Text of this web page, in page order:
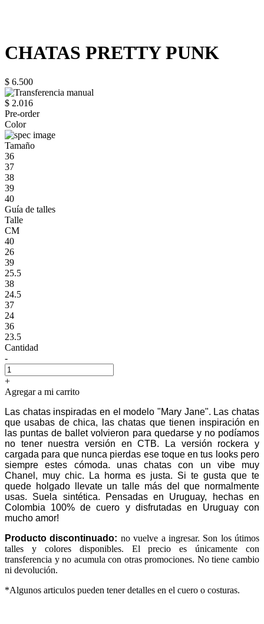
CHATAS PRETTY PUNK
$ 6.500
$ 2.016
Pre-order
Color
Tamaño
36
37
38
39
40
Guía de talles
Talle
CM
40
26
39
25.5
38
24.5
37
24
36
23.5
Cantidad
-
+
Agregar a mi carrito
Las chatas inspiradas en el modelo "Mary Jane". Las chatas
que usabas de chica, las chatas que tienen inspiración en
las puntas de ballet volvieron para quedarse y no podíamos
no tener nuestra versión en CTB. La versión rockera y
cargada para que nunca pierdas ese toque en tus looks pero
siempre estes cómoda. unas chatas con un vibe muy
Chanel, muy chic. La horma es justa. Si te gusta que te
quede holgado llevate un talle más del que normalmente
usas. Suela sintética. Pensadas en Uruguay, hechas en
Colombia 100% de cuero y disfrutadas en Uruguay con
mucho amor!
Producto discontinuado: no vuelve a ingresar. Son los útimos
talles y colores disponibles. El precio es únicamente con
transferencia y no acumula con otras promociones. No tiene cambio
ni devolución.
*Algunos articulos pueden tener detalles en el cuero o costuras.